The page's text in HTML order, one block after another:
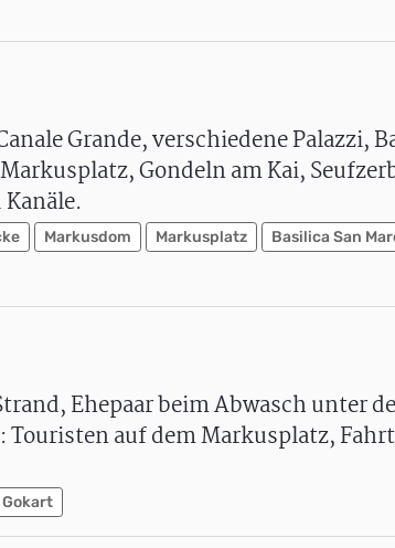
Grande, verschiedene Palazzi,
Gondeln am Kai,
Markusdom Markusplatz
Basilica San
Ehepaar beim Abwasch unter
auf dem Markusplatz,
Gokart